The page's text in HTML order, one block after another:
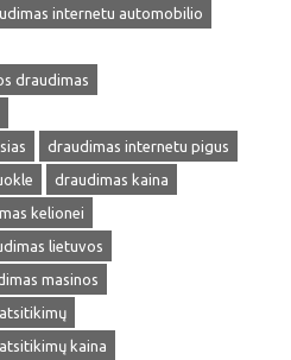
internetu automobilio
draudimas
draudimas internetu pigus
draudimas kaina
kelionei
lietuvos
masinos
kaina